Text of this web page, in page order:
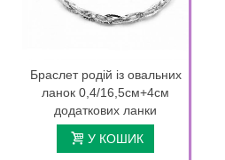
Браслет родій із овальних
ланок 0,4/16,5см+4см
додаткових ланки
У КОШИК